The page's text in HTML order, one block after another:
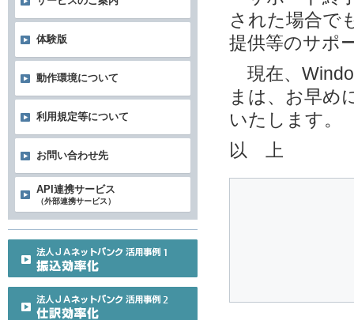
された場合で
提供等のサポ
現在、
まは、お早め
いたします。
以 上
体験版
動作環境について
利用規定等について
お問い合わせ先
API連携サービス
（外部連携サービス）